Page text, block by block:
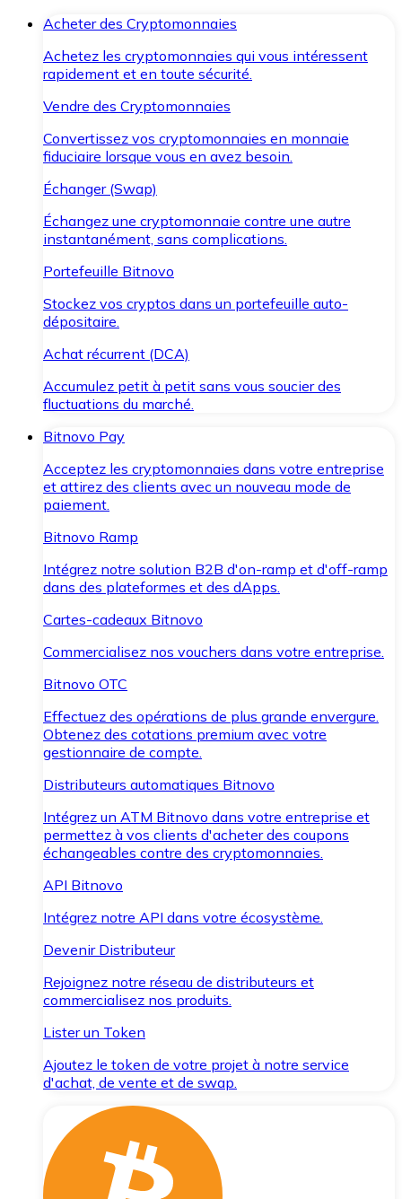
Acheter des Cryptomonnaies
Achetez les cryptomonnaies qui vous intéressent
rapidement et en toute sécurité.
Vendre des Cryptomonnaies
Convertissez vos cryptomonnaies en monnaie
fiduciaire lorsque vous en avez besoin.
Échanger (Swap)
Échangez une cryptomonnaie contre une autre
instantanément, sans complications.
Portefeuille Bitnovo
Stockez vos cryptos dans un portefeuille auto-
dépositaire.
Achat récurrent (DCA)
Accumulez petit à petit sans vous soucier des
fluctuations du marché.
Bitnovo Pay
Acceptez les cryptomonnaies dans votre entreprise
et attirez des clients avec un nouveau mode de
paiement.
Bitnovo Ramp
Intégrez notre solution B2B d'on-ramp et d'off-ramp
dans des plateformes et des dApps.
Cartes-cadeaux Bitnovo
Commercialisez nos vouchers dans votre entreprise.
Bitnovo OTC
Effectuez des opérations de plus grande envergure.
Obtenez des cotations premium avec votre
gestionnaire de compte.
Distributeurs automatiques Bitnovo
Intégrez un ATM Bitnovo dans votre entreprise et
permettez à vos clients d'acheter des coupons
échangeables contre des cryptomonnaies.
API Bitnovo
Intégrez notre API dans votre écosystème.
Devenir Distributeur
Rejoignez notre réseau de distributeurs et
commercialisez nos produits.
Lister un Token
Ajoutez le token de votre projet à notre service
d'achat, de vente et de swap.